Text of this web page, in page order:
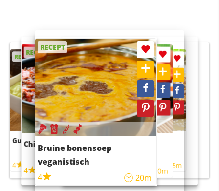
RECEPT
Guacamole
4
RECEPT
Chili con carne
4 45m
RECEPT
Bruine bonensoep
veganistisch
4
20m
RECEPT
Sushi rijstsalade
maaltijdsalade
40m
RECEPT
4 55m